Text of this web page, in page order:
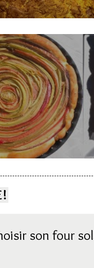
carotte
à la rhubarbe
son four